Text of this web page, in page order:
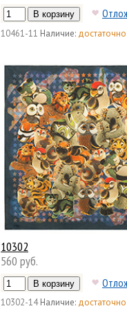
10461-11 Наличие: достаточно
10302
560 руб.
10302-14 Наличие: достаточно